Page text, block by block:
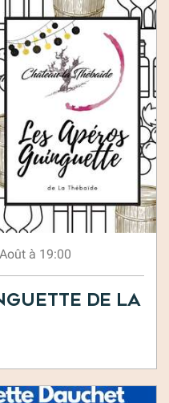
Août à 19:00
de la